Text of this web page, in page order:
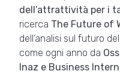
dell’attrattività per i
ricerca The Future of
dell’analisi sul futuro
come ogni anno da
Inaz e Business